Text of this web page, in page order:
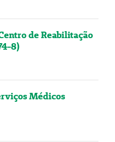
de Reabilitação
8)
Médicos